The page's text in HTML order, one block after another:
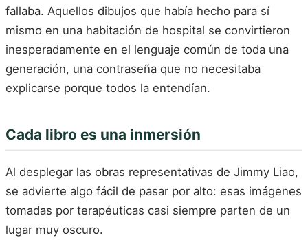
fallaba. Aquellos dibujos que había hecho para sí
mismo en una habitación de hospital se convirtieron
inesperadamente en el lenguaje común de toda una
generación, una contraseña que no necesitaba
explicarse porque todos la entendían.
Cada libro es una inmersión
Al desplegar las obras representativas de Jimmy Liao,
se advierte algo fácil de pasar por alto: esas imágenes
tomadas por terapéuticas casi siempre parten de un
lugar muy oscuro.